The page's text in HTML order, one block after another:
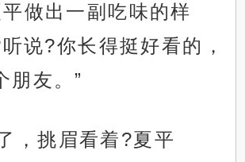
做出一副吃味的样
说?你长得挺好看的，
朋友。”
，挑眉看着?夏平